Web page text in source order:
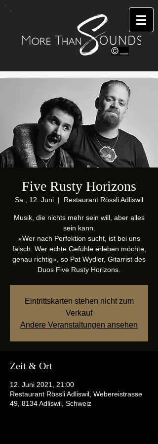
Five Rusty Horizons
Sa., 12. Juni
  |
Restaurant Rössli Adliswil
Musik, die nichts mehr sein will, aber alles
sein kann.
«Wer nach Perfektion sucht, ist bei uns
falsch. Wer echte Gefühle erleben möchte,
genau richtig», so Pat Wydler, Gitarrist des
Duos Five Rusty Horizons.
Eintrittskarten stehen nicht zum
Verkauf
Andere Veranstaltungen ansehen
Zeit & Ort
12. Juni 2021, 21:00
Restaurant Rössli Adliswil, Webereistrasse
49, 8134 Adliswil, Schweiz